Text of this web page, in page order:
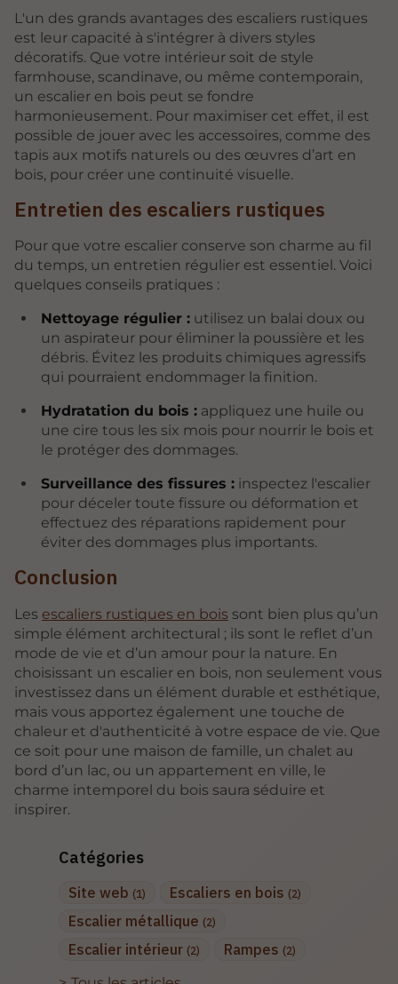
Catégories
Site web (1) Escaliers en bois (2)
Escalier métallique (2)
Escalier intérieur (2) Rampes (2)
L'un des grands avantages des escaliers rustiques
est leur capacité à s'intégrer à divers styles
décoratifs. Que votre intérieur soit de style
farmhouse, scandinave, ou même contemporain,
un escalier en bois peut se fondre
harmonieusement. Pour maximiser cet effet, il est
possible de jouer avec les accessoires, comme des
tapis aux motifs naturels ou des œuvres d’art en
bois, pour créer une continuité visuelle.
Entretien des escaliers rustiques
Pour que votre escalier conserve son charme au fil
du temps, un entretien régulier est essentiel. Voici
quelques conseils pratiques :
Nettoyage régulier :utilisez un balai doux ou
un aspirateur pour éliminer la poussière et les
débris. Évitez les produits chimiques agressifs
qui pourraient endommager la finition.
Hydratation du bois :appliquez une huile ou
une cire tous les six mois pour nourrir le bois et
le protéger des dommages.
Surveillance des fissures :inspectez l'escalier
pour déceler toute fissure ou déformation et
effectuez des réparations rapidement pour
éviter des dommages plus importants.
Conclusion
Les escaliers rustiques en bois sont bien plus qu’un
simple élément architectural ; ils sont le reflet d’un
mode de vie et d’un amour pour la nature. En
choisissant un escalier en bois, non seulement vous
investissez dans un élément durable et esthétique,
mais vous apportez également une touche de
chaleur et d'authenticité à votre espace de vie. Que
ce soit pour une maison de famille, un chalet au
bord d’un lac, ou un appartement en ville, le
charme intemporel du bois saura séduire et
inspirer.